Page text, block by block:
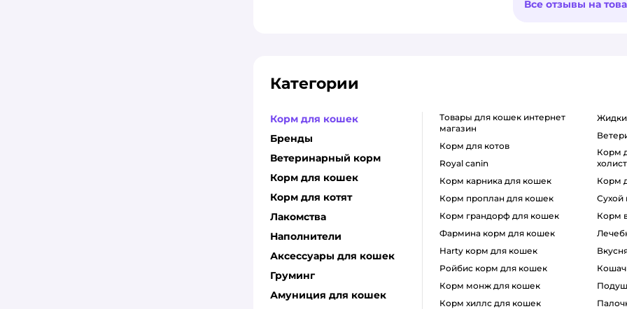
Все отзывы на
Категории
Корм для кошек
Бренды
Ветеринарный корм
Корм для кошек
Корм для котят
Лакомства
Наполнители
Аксессуары для кошек
Груминг
Амуниция для кошек
товары для кошек интернет
магазин
корм для котов
royal canin
корм карника для кошек
корм проплан для кошек
корм грандорф для кошек
фармина корм для кошек
harty корм для кошек
ройбис корм для кошек
корм монж для кошек
корм хиллс для кошек
корм для кошек класса
корм
корм